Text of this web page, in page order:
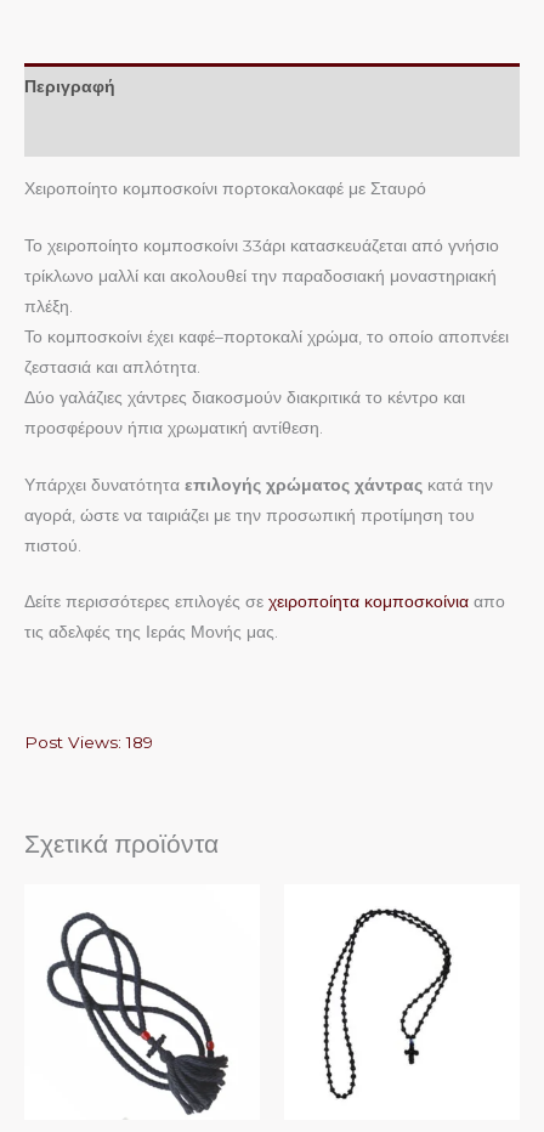
Περιγραφή
Χειροποίητο κομποσκοίνι πορτοκαλοκαφέ με Σταυρό
Το χειροποίητο κομποσκοίνι 33άρι κατασκευάζεται από γνήσιο
τρίκλωνο μαλλί και ακολουθεί την παραδοσιακή μοναστηριακή
πλέξη.
Το κομποσκοίνι έχει καφέ–πορτοκαλί χρώμα, το οποίο αποπνέει
ζεστασιά και απλότητα.
Δύο γαλάζιες χάντρες διακοσμούν διακριτικά το κέντρο και
προσφέρουν ήπια χρωματική αντίθεση.
Υπάρχει δυνατότητα επιλογής χρώματος χάντρας κατά την
αγορά, ώστε να ταιριάζει με την προσωπική προτίμηση του
πιστού.
Δείτε περισσότερες επιλογές σε χειροποίητα κομποσκοίνια απο
τις αδελφές της Ιεράς Μονής μας.
Post Views: 189
Σχετικά προϊόντα
το
προϊόν
έχει
πολλαπλές
παραλλαγές.
Οι
επιλογές